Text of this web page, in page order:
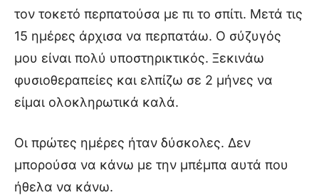
τον τοκετό περπατούσα με πι το σπίτι. Μετά τις
15 ημέρες άρχισα να περπατάω. Ο σύζυγός
μου είναι πολύ υποστηρικτικός. Ξεκινάω
φυσιοθεραπείες και ελπίζω σε 2 μήνες να
είμαι ολοκληρωτικά καλά.
Οι πρώτες ημέρες ήταν δύσκολες. Δεν
μπορούσα να κάνω με την μπέμπα αυτά που
ήθελα να κάνω.